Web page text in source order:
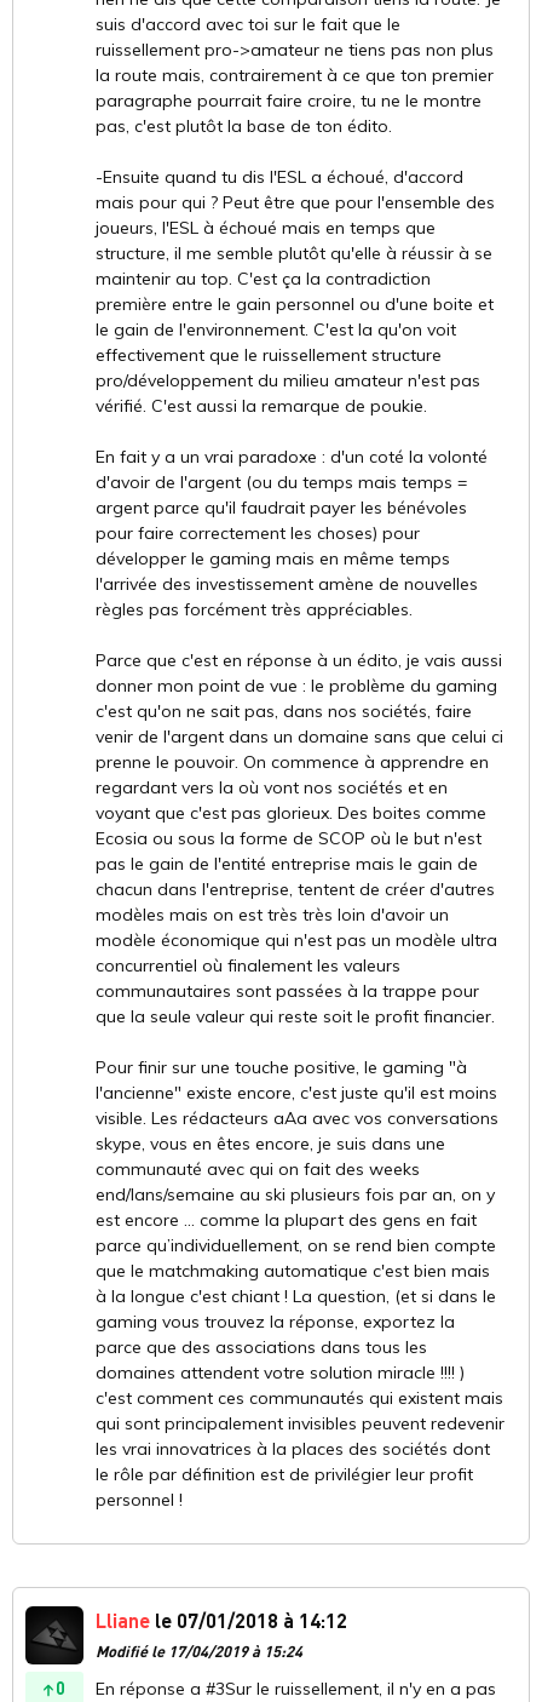
suis d'accord avec toi sur le fait que le
ruissellement pro->amateur ne tiens pas non plus
la route mais, contrairement à ce que ton premier
paragraphe pourrait faire croire, tu ne le montre
pas, c'est plutôt la base de ton édito.
-Ensuite quand tu dis l'ESL a échoué, d'accord
mais pour qui ? Peut être que pour l'ensemble des
joueurs, l'ESL à échoué mais en temps que
structure, il me semble plutôt qu'elle à réussir à se
maintenir au top. C'est ça la contradiction
première entre le gain personnel ou d'une boite et
le gain de l'environnement. C'est la qu'on voit
effectivement que le ruissellement structure
pro/développement du milieu amateur n'est pas
vérifié. C'est aussi la remarque de poukie.
En fait y a un vrai paradoxe : d'un coté la volonté
d'avoir de l'argent (ou du temps mais temps =
argent parce qu'il faudrait payer les bénévoles
pour faire correctement les choses) pour
développer le gaming mais en même temps
l'arrivée des investissement amène de nouvelles
règles pas forcément très appréciables.
Parce que c'est en réponse à un édito, je vais aussi
donner mon point de vue : le problème du gaming
c'est qu'on ne sait pas, dans nos sociétés, faire
venir de l'argent dans un domaine sans que celui ci
prenne le pouvoir. On commence à apprendre en
regardant vers la où vont nos sociétés et en
voyant que c'est pas glorieux. Des boites comme
Ecosia ou sous la forme de SCOP où le but n'est
pas le gain de l'entité entreprise mais le gain de
chacun dans l'entreprise, tentent de créer d'autres
modèles mais on est très très loin d'avoir un
modèle économique qui n'est pas un modèle ultra
concurrentiel où finalement les valeurs
communautaires sont passées à la trappe pour
que la seule valeur qui reste soit le profit financier.
Pour finir sur une touche positive, le gaming "à
l'ancienne" existe encore, c'est juste qu'il est moins
visible. Les rédacteurs aAa avec vos conversations
skype, vous en êtes encore, je suis dans une
communauté avec qui on fait des weeks
end/lans/semaine au ski plusieurs fois par an, on y
est encore ... comme la plupart des gens en fait
parce qu’individuellement, on se rend bien compte
que le matchmaking automatique c'est bien mais
à la longue c'est chiant ! La question, (et si dans le
gaming vous trouvez la réponse, exportez la
parce que des associations dans tous les
domaines attendent votre solution miracle !!!! )
c'est comment ces communautés qui existent mais
qui sont principalement invisibles peuvent redevenir
les vrai innovatrices à la places des sociétés dont
le rôle par définition est de privilégier leur profit
personnel !
0
Lliane le 07/01/2018 à 14:12
Modifié le 17/04/2019 à 15:24
En réponse a #3Sur le ruissellement, il n'y en a pas